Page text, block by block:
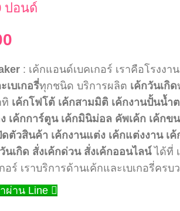
ปอนด์
: เค้กแอนด์เบคเกอร์ เราคือโรงงาน
เบเกอรี่ทุกชนิด บริการผลิต เค้กวันเกิด
ทิ เค้กโฟโต้ เค้กสามมิติ เค้กงานปั้นน้ำ
เค้กการ์ตูน เค้กมินิม่อล คัพเค้ก เค้กข
ดตัวสินค้า เค้กงานแต่ง เค้กแต่งงาน เ
นเกิด สั่งเค้กด่วน สั่งเค้กออนไลน์ได้ที่
อร์ เราบริการด้านเค้กและเบเกอรี่ครบ
ผ่าน Line